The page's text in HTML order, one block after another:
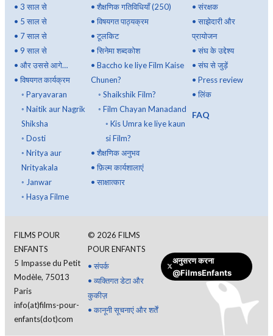
• 3 साल से
• 5 साल से
• 7 साल से
• 9 साल से
• और उससे आगे…
• विषयगत कार्यक्रम
◦ Paryavaran
◦ Naitik aur Nagrik
Shiksha
◦ Dosti
◦ Nritya aur
Nrityakala
◦ Janwar
◦ Hasya Filme
• शैक्षणिक गतिविधियाँ (250)
• विषयगत पाठ्यक्रम
• टूलकिट
• सिनेमा शब्दकोश
• Baccho ke liye Film Kaise
Chunen?
◦ Shaikshik Film?
◦ Film Chayan Manadand
◦ Kis Umra ke liye kaun
si Film?
• शैक्षणिक अनुभव
• फ़िल्म कार्यशालाएं
• साक्षात्कार
•संरक्षक
•साझेदारी और
प्रायोजन
•संघ के उद्देश्य
•संघ से जुड़ें
•Press review
•लिंक
FAQ
FILMS POUR
ENFANTS
5 Impasse du Petit
Modèle, 75013
Paris
info(at)films-pour-
enfants(dot)com
© 2026 FILMS
POUR ENFANTS
•संपर्क
•व्यक्तिगत डेटा और
कुकीज़
•कानूनी सूचनाएं और शर्तें
अनुसरण करना
@FilmsEnfants